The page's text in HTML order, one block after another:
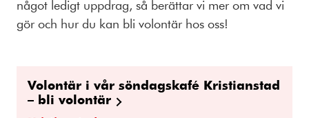
något ledigt uppdrag, så berättar vi mer om vad vi
gör och hur du kan bli volontär hos oss!
Volontär i vår söndagskafé Kristianstad
– bli volontär